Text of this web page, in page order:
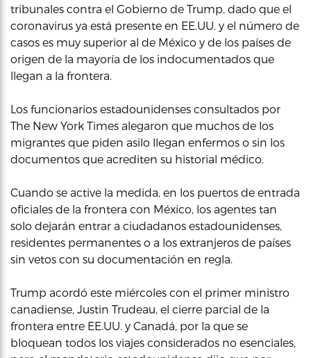
tribunales contra el Gobierno de Trump, dado que el
coronavirus ya está presente en EE.UU. y el número de
casos es muy superior al de México y de los países de
origen de la mayoría de los indocumentados que
llegan a la frontera.
Los funcionarios estadounidenses consultados por
The New York Times alegaron que muchos de los
migrantes que piden asilo llegan enfermos o sin los
documentos que acrediten su historial médico.
Cuando se active la medida, en los puertos de entrada
oficiales de la frontera con México, los agentes tan
solo dejarán entrar a ciudadanos estadounidenses,
residentes permanentes o a los extranjeros de países
sin vetos con su documentación en regla.
Trump acordó este miércoles con el primer ministro
canadiense, Justin Trudeau, el cierre parcial de la
frontera entre EE.UU. y Canadá, por la que se
bloquean todos los viajes considerados no esenciales,